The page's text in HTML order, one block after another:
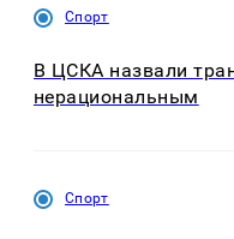
Спорт
В ЦСКА назвали
нерациональным
Спорт